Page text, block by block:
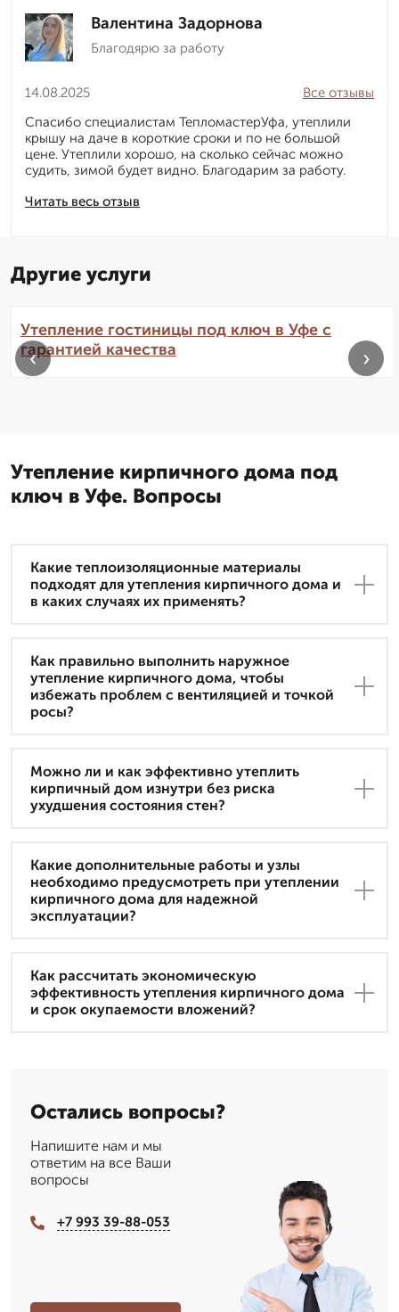
Валентина Задорнова
Благодярю за работу
14.08.2025
Читать весь отзыв
Все отзывы
Спасибо специалистам ТепломастерУфа, утеплили
крышу на даче в короткие сроки и по не большой
цене. Утеплили хорошо, на сколько сейчас можно
судить, зимой будет видно. Благодарим за работу.
Другие услуги
Утепление гостиницы под ключ в Уфе с
гарантией качества
‹ ›
Утепление кирпичного дома под
ключ в Уфе. Вопросы
Какие теплоизоляционные материалы
подходят для утепления кирпичного дома и
в каких случаях их применять?
Как правильно выполнить наружное
утепление кирпичного дома, чтобы
избежать проблем с вентиляцией и точкой
росы?
Можно ли и как эффективно утеплить
кирпичный дом изнутри без риска
ухудшения состояния стен?
Какие дополнительные работы и узлы
необходимо предусмотреть при утеплении
кирпичного дома для надежной
эксплуатации?
Как рассчитать экономическую
эффективность утепления кирпичного дома
и срок окупаемости вложений?
Остались вопросы?
Напишите нам и мы
ответим на все Ваши
вопросы
+7 993 39-88-053